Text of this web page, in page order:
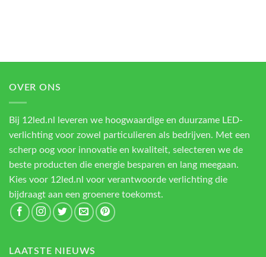
OVER ONS
Bij 12led.nl leveren we hoogwaardige en duurzame LED-
verlichting voor zowel particulieren als bedrijven. Met een
scherp oog voor innovatie en kwaliteit, selecteren we de
beste producten die energie besparen en lang meegaan.
Kies voor 12led.nl voor verantwoorde verlichting die
bijdraagt aan een groenere toekomst.
LAATSTE NIEUWS